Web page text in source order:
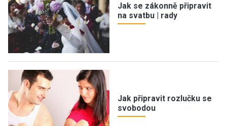
Jak se zákonně připravit
na svatbu | rady
Jak připravit rozlučku se
svobodou